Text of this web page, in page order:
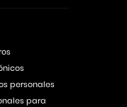
personales
para